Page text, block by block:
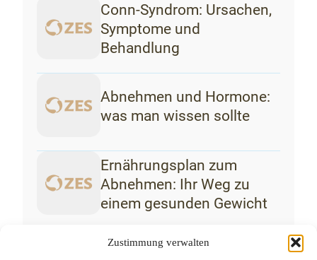
Zustimmung verwalten
Conn-Syndrom: Ursachen,
Symptome und
Behandlung
Abnehmen und Hormone:
was man wissen sollte
Ernährungsplan zum
Abnehmen: Ihr Weg zu
einem gesunden Gewicht